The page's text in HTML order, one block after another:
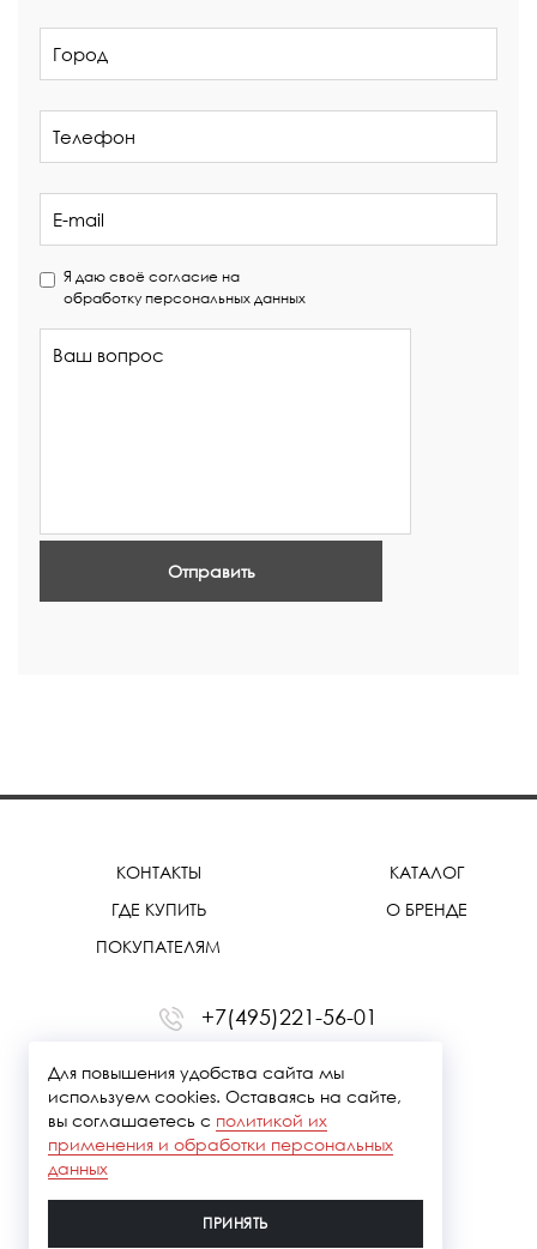
Я даю своё согласие на
обработку персональных данных
Отправить
КОНТАКТЫ
ГДЕ КУПИТЬ
ПОКУПАТЕЛЯМ
КАТАЛОГ
О БРЕНДЕ
+7(495)221-56-01
office@treemmerussia.ru
Для повышения удобства сайта мы
используем cookies. Оставаясь на сайте,
вы соглашаетесь с политикой их
применения и обработки персональных
данных
ПРИНЯТЬ